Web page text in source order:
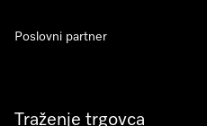
Traženje trgovca
Poslovni partner